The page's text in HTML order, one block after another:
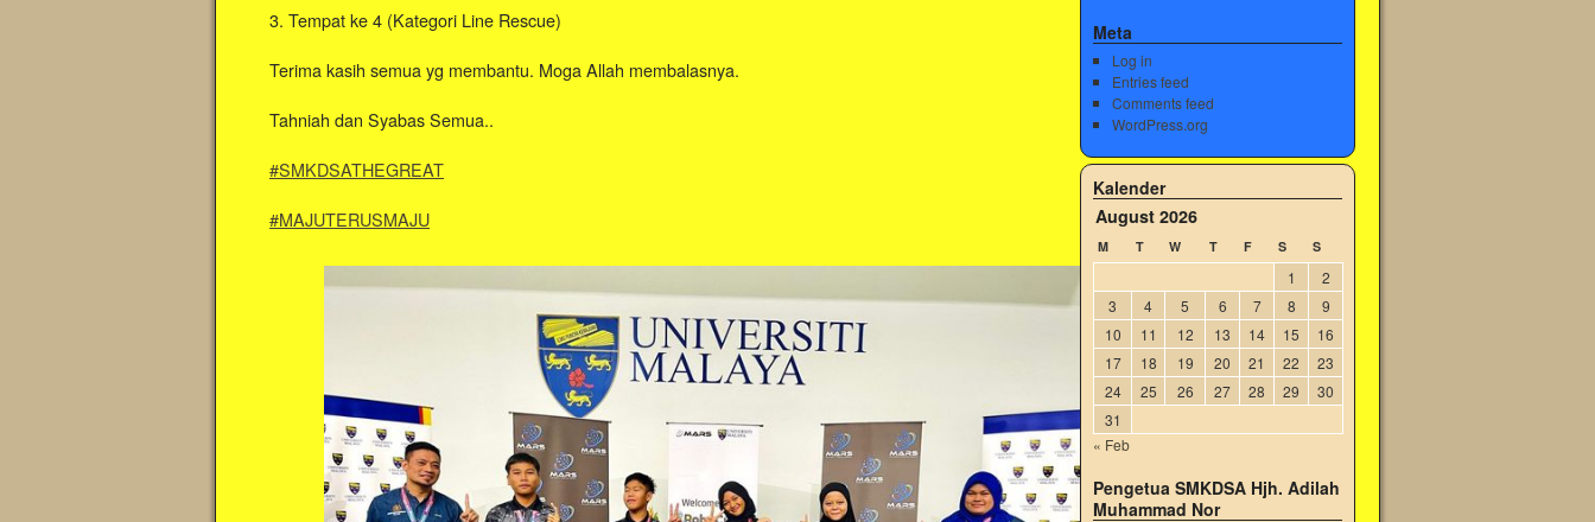
3. Tempat ke 4 (Kategori Line Rescue)
Terima kasih semua yg membantu. Moga Allah membalasnya.
Tahniah dan Syabas Semua..
#SMKDSATHEGREAT
#MAJUTERUSMAJU
Meta
Log in
Entries feed
Comments feed
WordPress.org
Kalender
August 2026
M T W T F S S
1
2
3
4 5 6 7 8
9
10
11 12 13 14 15
16
17
18 19 20 21 22
23
24
25 26 27 28 29
30
31
« Feb
Pengetua SMKDSA Hjh. Adilah
Muhammad Nor